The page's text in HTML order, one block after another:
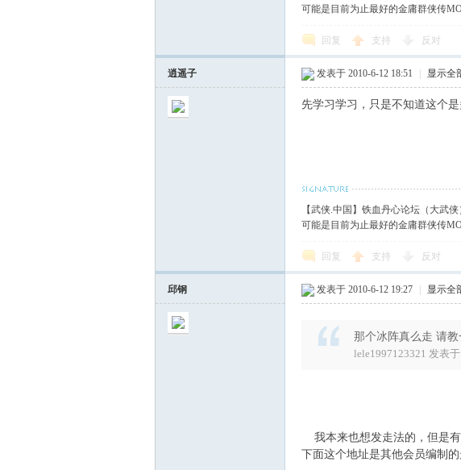
可能是目前为止最好的金庸群侠传
回复 支持 反对
逍遥子 发表于 2010-6-12 18:51 显示全
先学习学习，只是不知道这个
【武侠.中国】铁血丹心论坛（大武
可能是目前为止最好的金庸群侠传
回复 支持 反对
邱钢 发表于 2010-6-12 19:27 显示全
那个冰阵真么走 请教
lele1997123321 发表
我本来也想发走法的，但是有
下面这个地址是其他会员编制